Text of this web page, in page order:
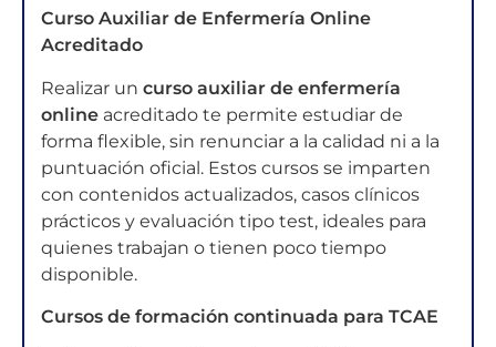
Curso Auxiliar de Enfermería Online
Acreditado
Realizar un curso auxiliar de enfermería
online acreditado te permite estudiar de
forma flexible, sin renunciar a la calidad ni a la
puntuación oficial. Estos cursos se imparten
con contenidos actualizados, casos clínicos
prácticos y evaluación tipo test, ideales para
quienes trabajan o tienen poco tiempo
disponible.
Cursos de formación continuada para TCAE